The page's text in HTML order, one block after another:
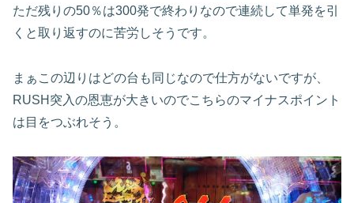
ただ残りの50％は300発で終わりなので連続して単発を引
くと取り返すのに苦労しそうです。
まぁこの辺りはどの台も同じなので仕方がないですが、
RUSH 突入の恩恵が大きいのでこちらのマイナスポイント
は目をつぶれそう。